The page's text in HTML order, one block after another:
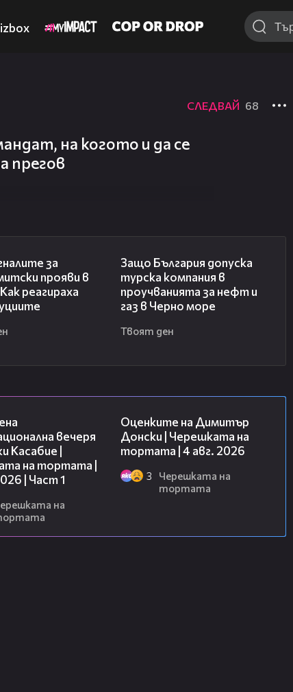
СЛЕДВАЙ 68
на когото и да се
прегов
за
прояви в
реагираха
Защо България допуска
турска компания в
проучванията за нефт и
газ в Черно море
Твоят ден
вечеря
Касабие |
на тортата |
| Част 1
на
Оценките на Димитър
Донски | Черешката на
тортата | 4 авг. 2026
3
Черешката на
тортата